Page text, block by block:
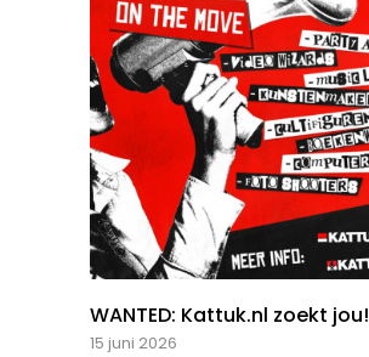
WANTED: Kattuk.nl zoekt jou!
15 juni 2026